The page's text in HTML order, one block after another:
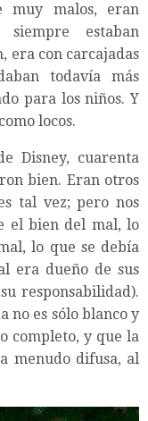
muy malos, eran
estaban
era con carcajadas
todavía más
para los niños. Y
locos.
Disney, cuarenta
bien. Eran otros
tal vez; pero nos
el bien del mal, lo
lo que se debía
era dueño de sus
responsabilidad).
no es sólo blanco y
completo, y que la
menudo difusa, al